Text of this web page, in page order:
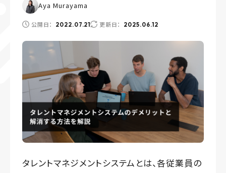
Aya Murayama
公開日： 2022.07.21 更新日： 2025.06.12
タレントマネジメントシステムとは、各従業員の